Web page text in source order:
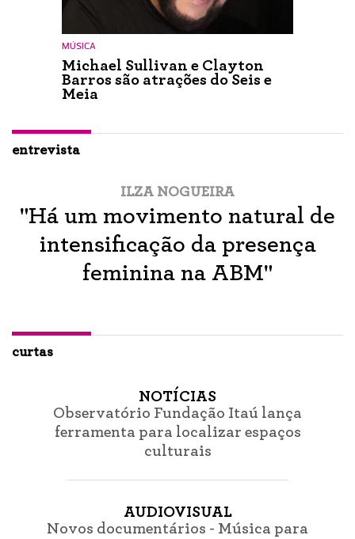
MÚSICA
Michael Sullivan e Clayton
Barros são atrações do Seis e
Meia
entrevista
ILZA NOGUEIRA
"Há um movimento natural de
intensificação da presença
feminina na ABM"
curtas
NOTÍCIAS
Observatório Fundação Itaú lança
ferramenta para localizar espaços
culturais
AUDIOVISUAL
Novos documentários - Música para